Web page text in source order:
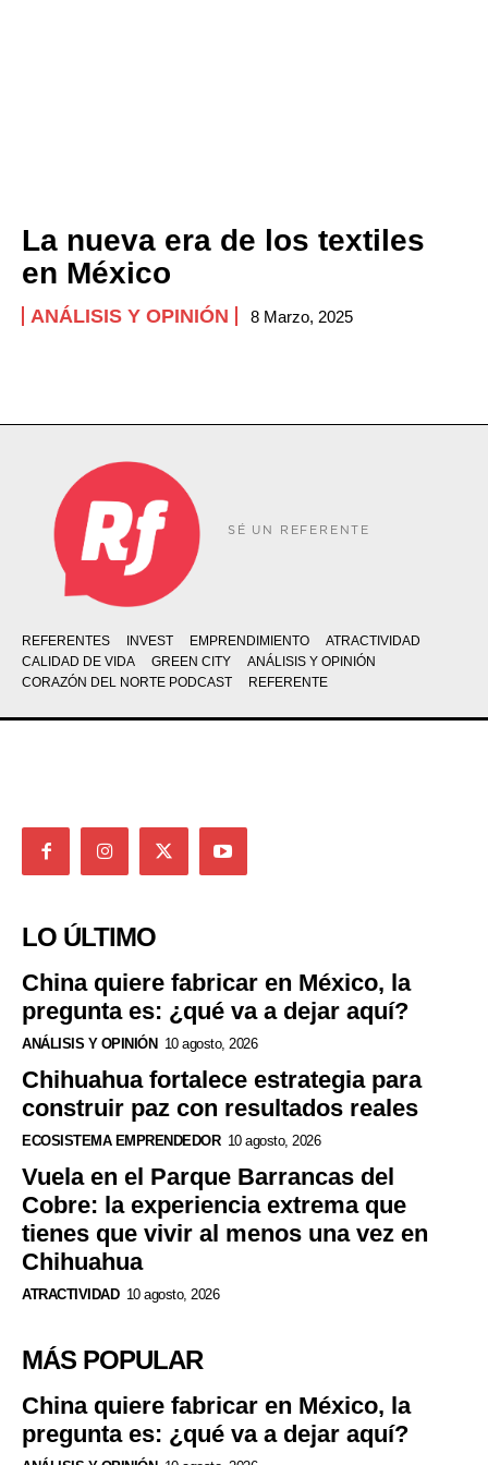
La nueva era de los textiles
en México
ANÁLISIS Y OPINIÓN 8 Marzo, 2025
SÉ UN REFERENTE
REFERENTES INVEST EMPRENDIMIENTO
ATRACTIVIDAD
CALIDAD DE VIDA
GREEN CITY
ANÁLISIS Y OPINIÓN
CORAZÓN DEL NORTE PODCAST
REFERENTE
LO ÚLTIMO
China quiere fabricar en México, la
pregunta es: ¿qué va a dejar aquí?
ANÁLISIS Y OPINIÓN 10 agosto, 2026
Chihuahua fortalece estrategia para
construir paz con resultados reales
ECOSISTEMA EMPRENDEDOR 10 agosto, 2026
Vuela en el Parque Barrancas del
Cobre: la experiencia extrema que
tienes que vivir al menos una vez en
Chihuahua
ATRACTIVIDAD 10 agosto, 2026
MÁS POPULAR
China quiere fabricar en México, la
pregunta es: ¿qué va a dejar aquí?